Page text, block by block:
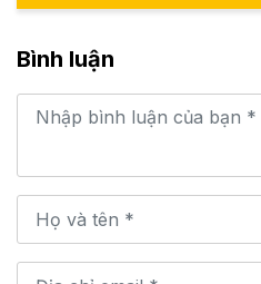
Bình luận